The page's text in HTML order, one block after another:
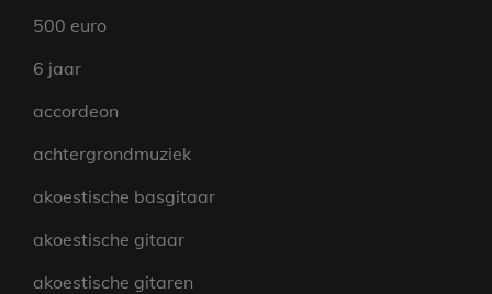
500 euro
6 jaar
accordeon
achtergrondmuziek
akoestische basgitaar
akoestische gitaar
akoestische gitaren